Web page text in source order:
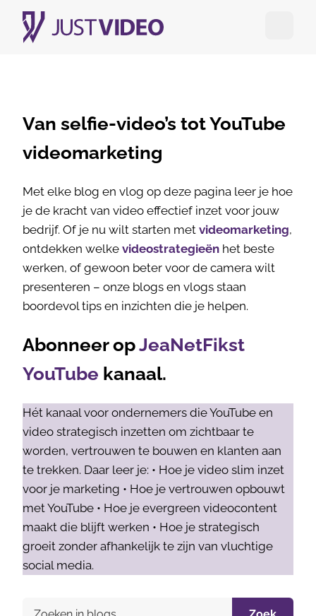
Van selfie-video’s tot YouTube
videomarketing
Met elke blog en vlog op deze pagina leer je hoe
je de kracht van video effectief inzet voor jouw
bedrijf. Of je nu wilt starten met videomarketing,
ontdekken welke videostrategieën het beste
werken, of gewoon beter voor de camera wilt
presenteren – onze blogs en vlogs staan
boordevol tips en inzichten die je helpen.
Abonneer opJeaNetFikst
YouTube kanaal.
Hét kanaal voor ondernemers die YouTube en
video strategisch inzetten om zichtbaar te
worden, vertrouwen te bouwen en klanten aan
te trekken. Daar leer je: • Hoe je video slim inzet
voor je marketing • Hoe je vertrouwen opbouwt
met YouTube • Hoe je evergreen videocontent
maakt die blijft werken • Hoe je strategisch
groeit zonder afhankelijk te zijn van vluchtige
social media.